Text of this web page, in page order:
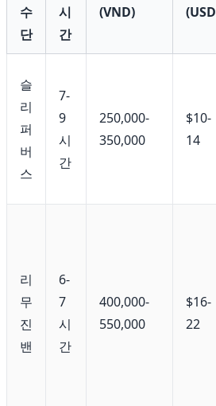
수
단
시
간
(VND)
슬
리
퍼
버
스
7-
9
시
간
250,000-
350,000
$10-
14
리
무
진
밴
6-
7
시
간
400,000-
550,000
$16-
22